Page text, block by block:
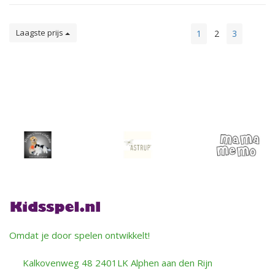
Laagste prijs 1 2 3
Omdat je door spelen ontwikkelt!
Kalkovenweg 48 2401LK Alphen aan den Rijn